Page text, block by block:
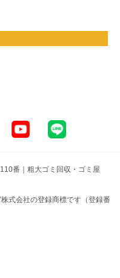
番｜粗大ゴミ回収・ゴミ屋
式会社の登録商標です（登録番